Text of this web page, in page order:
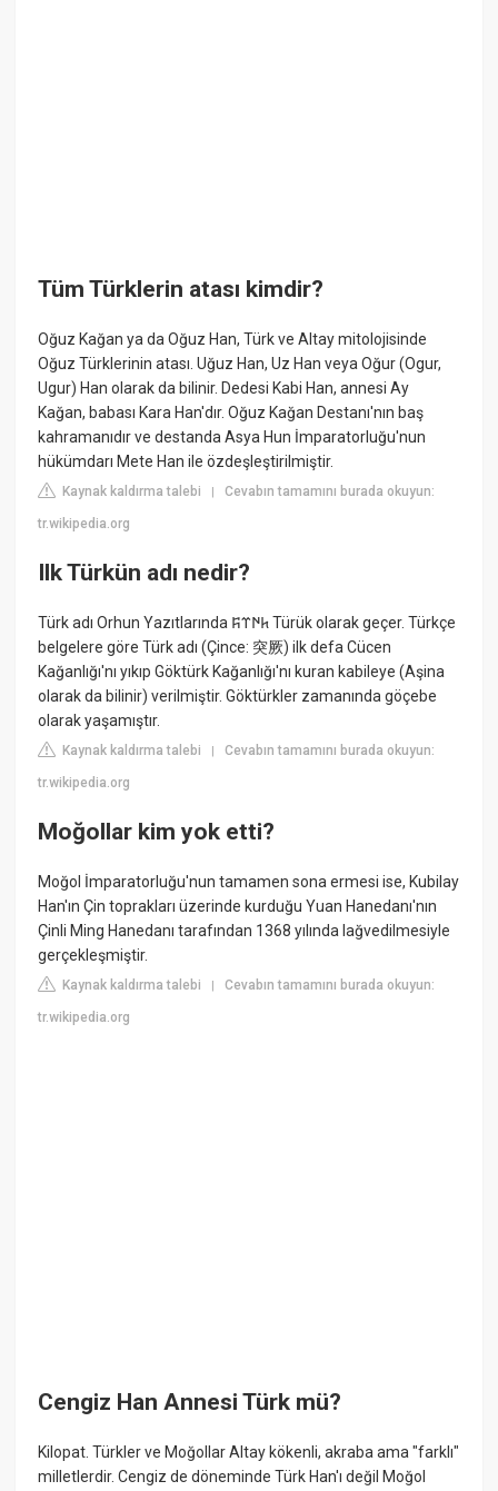
Tüm Türklerin atası kimdir?
Oğuz Kağan ya da Oğuz Han, Türk ve Altay mitolojisinde
Oğuz Türklerinin atası. Uğuz Han, Uz Han veya Oğur (Ogur,
Ugur) Han olarak da bilinir. Dedesi Kabi Han, annesi Ay
Kağan, babası Kara Han'dır. Oğuz Kağan Destanı'nın baş
kahramanıdır ve destanda Asya Hun İmparatorluğu'nun
hükümdarı Mete Han ile özdeşleştirilmiştir.
Kaynak kaldırma talebi |Cevabın tamamını burada okuyun:
tr.wikipedia.org
Ilk Türkün adı nedir?
Türk adı Orhun Yazıtlarında 𐱅𐰇𐰼𐰰 Türük olarak geçer. Türkçe
belgelere göre Türk adı (Çince: 突厥) ilk defa Cücen
Kağanlığı'nı yıkıp Göktürk Kağanlığı'nı kuran kabileye (Aşina
olarak da bilinir) verilmiştir. Göktürkler zamanında göçebe
olarak yaşamıştır.
Kaynak kaldırma talebi |Cevabın tamamını burada okuyun:
tr.wikipedia.org
Moğollar kim yok etti?
Moğol İmparatorluğu'nun tamamen sona ermesi ise, Kubilay
Han'ın Çin toprakları üzerinde kurduğu Yuan Hanedanı'nın
Çinli Ming Hanedanı tarafından 1368 yılında lağvedilmesiyle
gerçekleşmiştir.
Kaynak kaldırma talebi |Cevabın tamamını burada okuyun:
tr.wikipedia.org
Cengiz Han Annesi Türk mü?
Kilopat. Türkler ve Moğollar Altay kökenli, akraba ama "farklı"
milletlerdir. Cengiz de döneminde Türk Han'ı değil Moğol